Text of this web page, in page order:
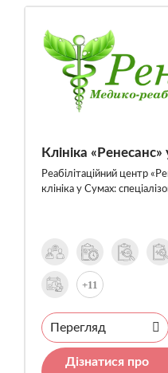
Клініка
Реабілітаційний центр
клініка у Сумах:
+11
Перегляд
Дізнатися про